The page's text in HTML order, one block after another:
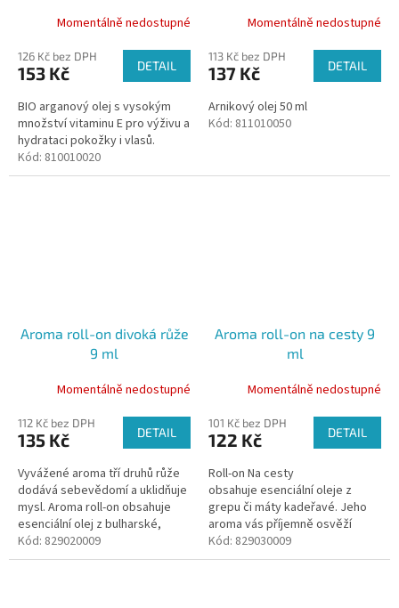
Momentálně nedostupné
126 Kč bez DPH
153 Kč DETAIL
BIO arganový olej s vysokým
množství vitaminu E pro výživu a
hydrataci pokožky i vlasů.
Kód: 810010020
Momentálně nedostupné
113 Kč bez DPH
137 Kč DETAIL
Arnikový olej 50 ml
Kód: 811010050
Aroma roll-on divoká růže
9 ml
Momentálně nedostupné
112 Kč bez DPH
135 Kč DETAIL
Vyvážené aroma tří druhů růže
dodává sebevědomí a uklidňuje
mysl. Aroma roll-on obsahuje
esenciální olej z bulharské,
marocké a turecké růže. Je
skvělý pro použití kdykoliv...
Kód: 829020009
Aroma roll-on na cesty 9
ml
Momentálně nedostupné
101 Kč bez DPH
122 Kč DETAIL
Roll-on Na cesty
obsahuje esenciální oleje z
grepu či máty kadeřavé. Jeho
aroma vás příjemně osvěží
nejen během cestování.
Kód: 829030009